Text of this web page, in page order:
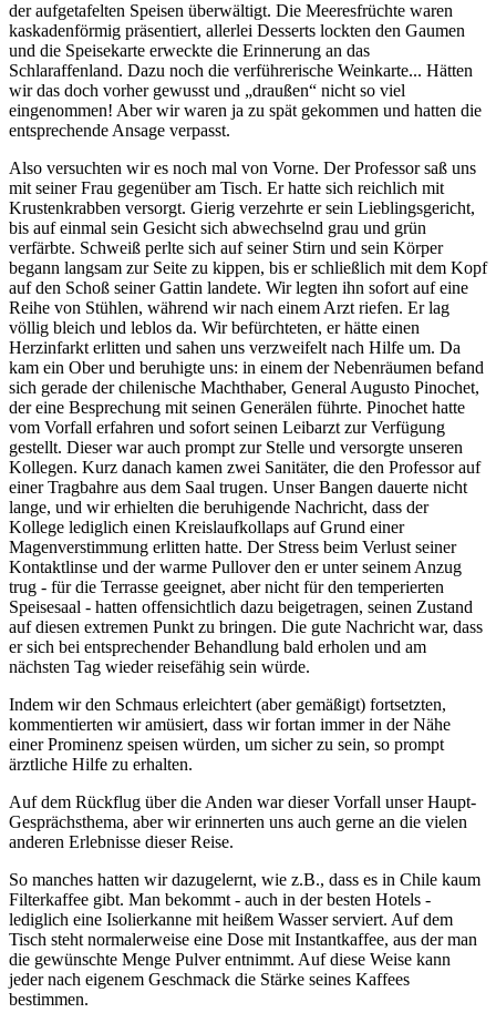
der aufgetafelten Speisen überwältigt. Die Meeresfrüchte waren
kaskadenförmig präsentiert, allerlei Desserts lockten den Gaumen
und die Speisekarte erweckte die Erinnerung an das
Schlaraffenland. Dazu noch die verführerische Weinkarte... Hätten
wir das doch vorher gewusst und
draußen
nicht so viel
eingenommen! Aber wir waren ja zu spät gekommen und hatten die
entsprechende Ansage verpasst.
Also versuchten wir es noch mal von Vorne. Der Professor saß uns
mit seiner Frau gegenüber am Tisch. Er hatte sich reichlich mit
Krustenkrabben versorgt. Gierig verzehrte er sein Lieblingsgericht,
bis auf einmal sein Gesicht sich abwechselnd grau und grün
verfärbte. Schweiß perlte sich auf seiner Stirn und sein Körper
begann langsam zur Seite zu kippen, bis er schließlich mit dem Kopf
auf den Schoß seiner Gattin landete. Wir legten ihn sofort auf eine
Reihe von Stühlen, während wir nach einem Arzt riefen. Er lag
völlig bleich und leblos da. Wir befürchteten, er hätte einen
Herzinfarkt erlitten und sahen uns verzweifelt nach Hilfe um. Da
kam ein Ober und beruhigte uns: in einem der Nebenräumen befand
sich gerade der chilenische Machthaber, General Augusto Pinochet,
der eine Besprechung mit seinen Generälen führte. Pinochet hatte
vom Vorfall erfahren und sofort seinen Leibarzt zur Verfügung
gestellt. Dieser war auch prompt zur Stelle und versorgte unseren
Kollegen. Kurz danach kamen zwei Sanitäter, die den Professor auf
einer Tragbahre aus dem Saal trugen. Unser Bangen dauerte nicht
lange, und wir erhielten die beruhigende Nachricht, dass der
Kollege lediglich einen Kreislaufkollaps auf Grund einer
Magenverstimmung erlitten hatte. Der Stress beim Verlust seiner
Kontaktlinse und der warme Pullover den er unter seinem Anzug
trug - für die Terrasse geeignet, aber nicht für den temperierten
Speisesaal - hatten offensichtlich dazu beigetragen, seinen Zustand
auf diesen extremen Punkt zu bringen. Die gute Nachricht war, dass
er sich bei entsprechender Behandlung bald erholen und am
nächsten Tag wieder reisefähig sein würde.
Indem wir den Schmaus erleichtert (aber gemäßigt) fortsetzten,
kommentierten wir amüsiert, dass wir fortan immer in der Nähe
einer Prominenz speisen würden, um sicher zu sein, so prompt
ärztliche Hilfe zu erhalten.
Auf dem Rückflug über die Anden war dieser Vorfall unser Haupt-
Gesprächsthema, aber wir erinnerten uns auch gerne an die vielen
anderen Erlebnisse dieser Reise.
So manches hatten wir dazugelernt, wie z.B., dass es in Chile kaum
Filterkaffee gibt. Man bekommt - auch in der besten Hotels -
lediglich eine Isolierkanne mit heißem Wasser serviert. Auf dem
Tisch steht normalerweise eine Dose mit Instantkaffee, aus der man
die gewünschte Menge Pulver entnimmt. Auf diese Weise kann
jeder nach eigenem Geschmack die Stärke seines Kaffees
bestimmen.